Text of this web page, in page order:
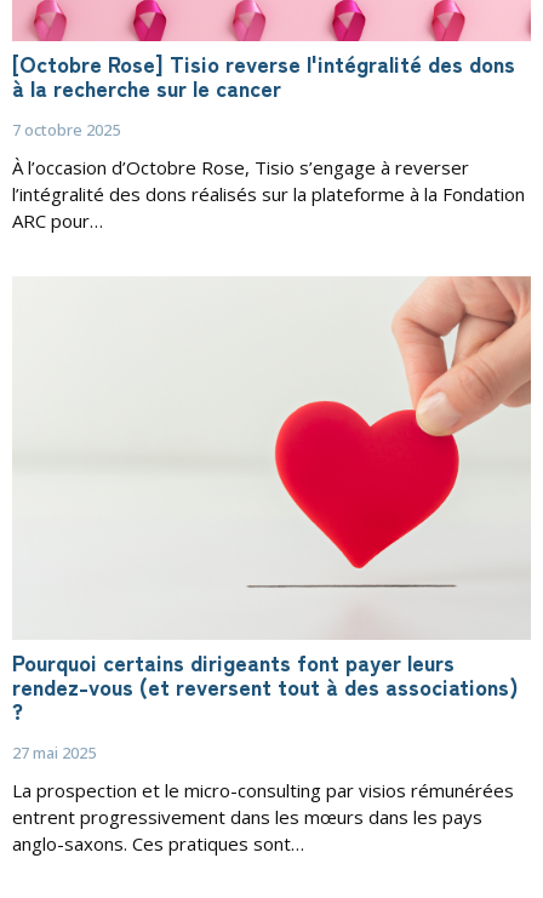
[Octobre Rose] Tisio reverse l'intégralité des dons
à la recherche sur le cancer
7 octobre 2025
À l’occasion d’Octobre Rose, Tisio s’engage à reverser
l’intégralité des dons réalisés sur la plateforme à la Fondation
ARC pour…
Pourquoi certains dirigeants font payer leurs
rendez-vous (et reversent tout à des associations)
?
27 mai 2025
La prospection et le micro-consulting par visios rémunérées
entrent progressivement dans les mœurs dans les pays
anglo-saxons. Ces pratiques sont…